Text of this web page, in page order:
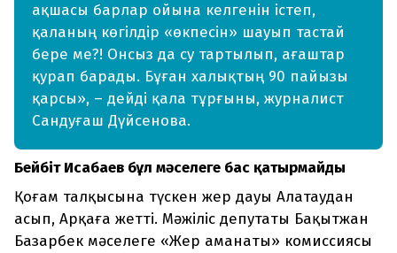
ақшасы барлар ойына келгенін істеп,
қаланың көгілдір «өкпесін» шауып тастай
бере ме?! Онсыз да су тартылып, ағаштар
қурап барады. Бұған халықтың 90 пайызы
қарсы», – дейді қала тұрғыны, журналист
Сандуғаш Дүйсенова.
Бейбіт Исабаев бұл мәселеге бас қатырмайды
Қоғам талқысына түскен жер дауы Алатаудан
асып, Арқаға жетті. Мәжіліс депутаты Бақытжан
Базарбек мәселеге «Жер аманаты» комиссиясы